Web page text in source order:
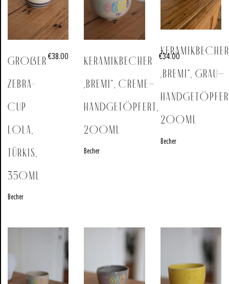
Großer
Zebra-
Cup
LOLA,
türkis,
350ml
Becher
€38.00 Keramikbecher
„BREMI“, creme–
Handgetöpfert,
200ml
Becher
€34.00
Keramikbecher
„BREMI“, grau–
200ml
Becher